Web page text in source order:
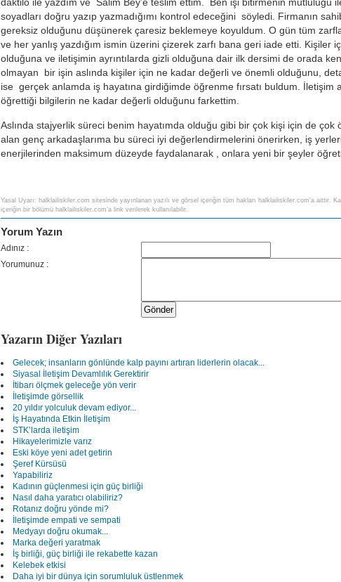
daktilo ile yazdım ve Salim Bey’e teslim ettim. Ben işi bitirmenin mutluluğu
soyadları doğru yazıp yazmadığımı kontrol edeceğini söyledi. Firmanın
gereksiz olduğunu düşünerek çaresiz beklemeye koyuldum. O gün tüm
ve her yanlış yazdığım ismin üzerini çizerek zarfı bana geri iade etti. Kişiler
olduğuna ve iletişimin ayrıntılarda gizli olduğuna dair ilk dersimi de orada
olmayan bir işin aslında kişiler için ne kadar değerli ve önemli olduğunu,
ise gerçek anlamda iş hayatına girdiğimde öğrenme fırsatı buldum. İletişim
öğrettiği bilgilerin ne kadar değerli olduğunu farkettim.
Aslında stajyerlik süreci benim hayatımda olduğu gibi bir çok kişi için de
alan genç arkadaşlarıma bu süreci iyi değerlendirmelerini önerirken, iş
enerjilerinden maksimum düzeyde faydalanarak , onlara yeni bir şeyler
Yasal Uyarı: halklailiskiler.com sitesinde yayınlanan yazılı ve görsel içeriğin tüm hakları halklailiskiler.com'a aittir.
içeriğin bir bölümü halklailiskiler.com’a link verilerek kullanılabilir.
Yorum Yazın
Adınız :
Yorumunuz :
Yazarın Diğer Yazıları
Gelecek; insanların gönlünde kalp payını artıran liderlerin olacak...
Siyasal İletişim Devamlılık Gerektirir
İtibarı ölçmek geleceğe yön verir
İletişimde görsellik
20 yıldır yolculuk devam ediyor...
İş Hayatında Etkin İletişim
STK’larda iletişim
Hikayelerimizle varız
Eski köye yeni adet getirin
Şeref Kürsüsü
Yapabiliriz
Kadının güçlenmesi için güç birliği
Nasıl daha yaratıcı olabiliriz?
Rotanız doğru yönde mi?
İletişimde empati ve sempati
Medyayı doğru okumak...
Marka değeri yaratmak
İş birliği, güç birliği ile rekabette kazan
Kelebek etkisi
Daha iyi bir dünya için sorumluluk üstlenmek